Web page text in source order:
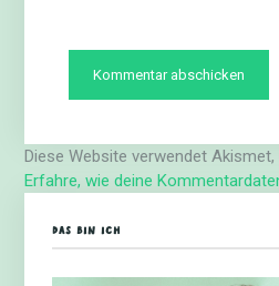
Diese Website verwendet
Erfahre, wie deine
DAS BIN ICH